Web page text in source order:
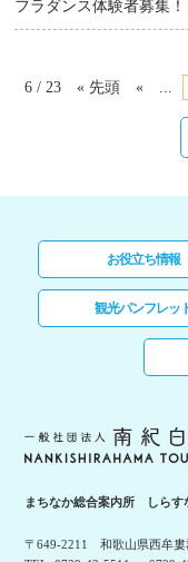
フラダンス体験者募集！
6 / 23 « 先頭 « ...
お役立ち情報
観光パンフレッ
まちなか総合案内所 しらす
〒649-2211 和歌山県西牟婁